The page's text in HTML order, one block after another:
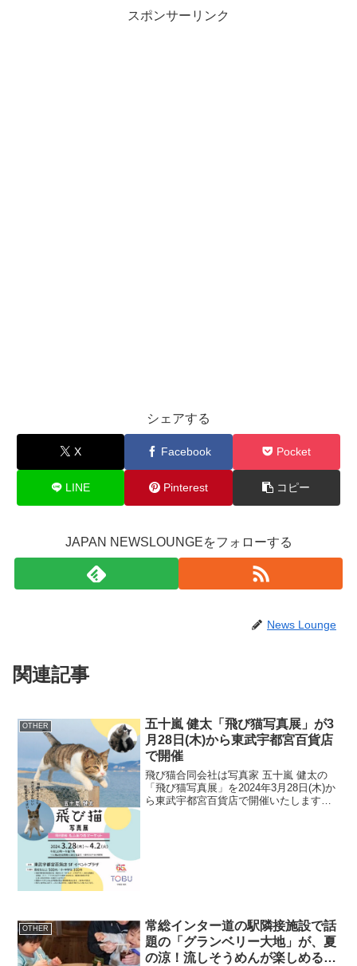
スポンサーリンク
シェアする
X Facebook Pocket
LINE Pinterest コピー
JAPAN NEWSLOUNGEをフォローする
News Lounge
関連記事
OTHER
五十嵐 健太「飛び猫写真展」が3
月28日(木)から東武宇都宮百貨店
で開催
飛び猫合同会社は写真家 五十嵐 健太の
「飛び猫写真展」を2024年3月28日(木)か
ら東武宇都宮百貨店で開催いたします。
OTHER
常総インター道の駅隣接施設で話
題の「グランベリー大地」が、夏
の涼！流しそうめんが楽しめる